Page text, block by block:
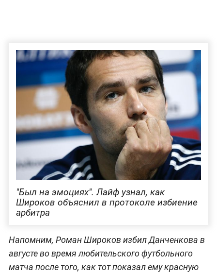
"Был на эмоциях". Лайф узнал, как
Широков объяснил в протоколе избиение
арбитра
Напомним, Роман Широков избил Данченкова в
августе во время любительского футбольного
матча после того, как тот показал ему красную